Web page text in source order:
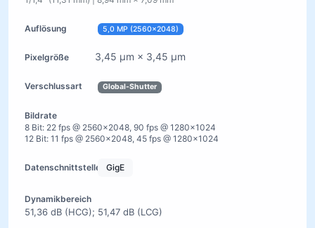
5,0 MP (2560×2048)
3,45 µm × 3,45 µm
Global-Shutter
8 Bit: 22 fps @ 2560×2048, 90 fps @ 1280×1024
12 Bit: 11 fps @ 2560×2048, 45 fps @ 1280×1024
GigE
51,36 dB (HCG); 51,47 dB (LCG)